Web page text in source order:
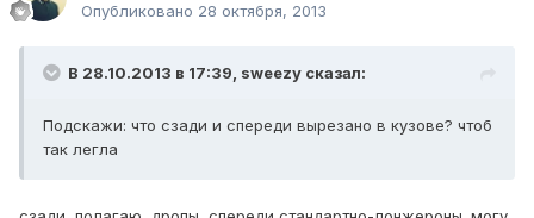
Опубликовано 28 октября, 2013
В 28.10.2013 в 17:39, sweezy сказал:
Подскажи: что сзади и спереди вырезано в кузове? чтоб
так легла